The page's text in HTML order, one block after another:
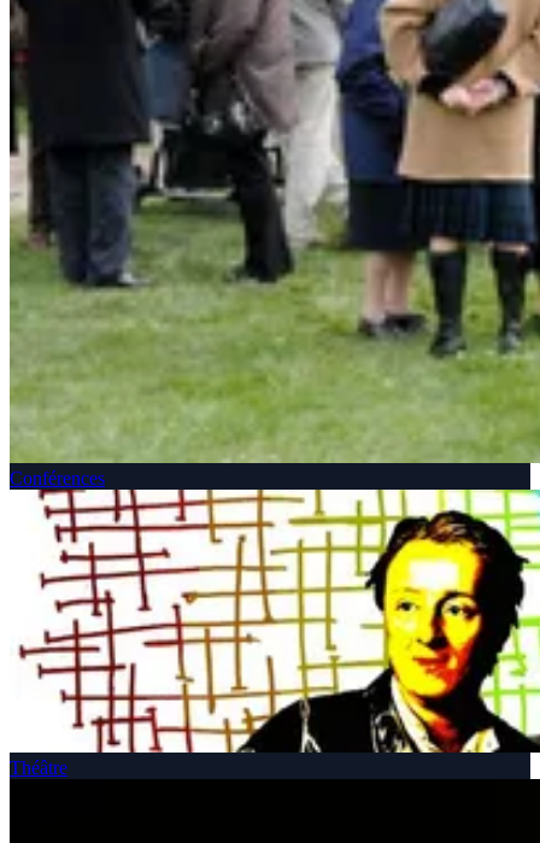
Conférences
Théâtre